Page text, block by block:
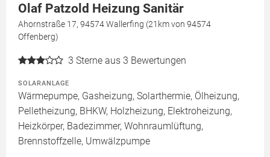
Olaf Patzold Heizung Sanitär
Ahornstraße 17, 94574 Wallerfing (21km von 94574
Offenberg)
3 Sterne aus 3 Bewertungen
SOLARANLAGE
Wärmepumpe, Gasheizung, Solarthermie, Ölheizung,
Pelletheizung, BHKW, Holzheizung, Elektroheizung,
Heizkörper, Badezimmer, Wohnraumlüftung,
Brennstoffzelle, Umwälzpumpe